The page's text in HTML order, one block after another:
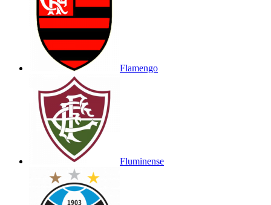
Flamengo
Fluminense